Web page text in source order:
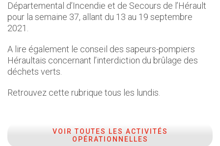
Départemental d’Incendie et de Secours de l’Hérault
pour la semaine 37, allant du 13 au 19 septembre
2021.
A lire également le conseil des sapeurs-pompiers
Héraultais concernant l’interdiction du brûlage des
déchets verts.
Retrouvez cette rubrique tous les lundis.
VOIR TOUTES LES ACTIVITÉS
OPÉRATIONNELLES